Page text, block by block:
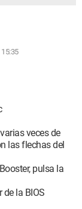
veces de
las flechas del
pulsa la
de la BIOS